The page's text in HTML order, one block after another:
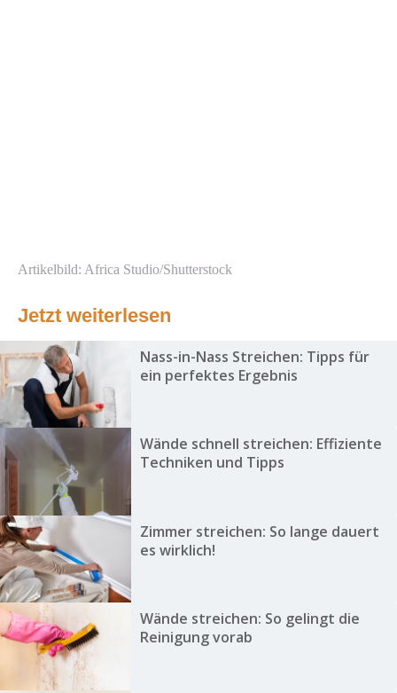
Artikelbild: Africa Studio/Shutterstock
Jetzt weiterlesen
Nass-in-Nass Streichen: Tipps für
ein perfektes Ergebnis
Wände schnell streichen: Effiziente
Techniken und Tipps
Zimmer streichen: So lange dauert
es wirklich!
Wände streichen: So gelingt die
Reinigung vorab